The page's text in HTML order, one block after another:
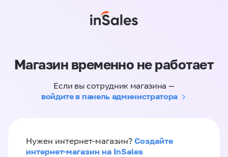
Магазин временно не работает
Если вы сотрудник магазина —
войдите в панель администратора
Нужен интернет-магазин? Создайте
интернет-магазин на InSales